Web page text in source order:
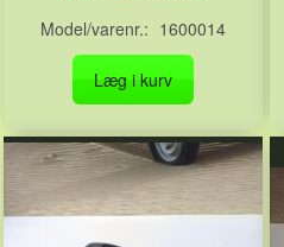
Model/varenr.: 1600014
Læg i kurv